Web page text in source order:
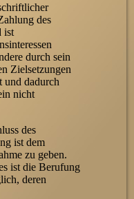
des
ist
durch sein
Zielsetzungen
und dadurch
nicht
des
ist dem
zu geben.
ist die Berufung
deren